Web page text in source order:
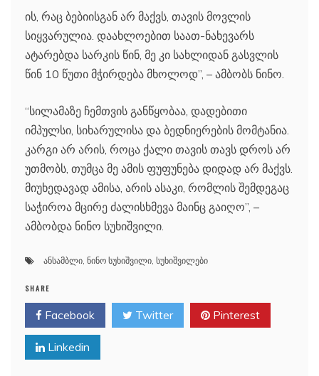
ის, რაც ბებიისგან არ მაქვს, თავის მოვლის
სიყვარულია. დაახლოებით საათ-ნახევარს
ატარებდა სარკის წინ, მე კი სახლიდან გასვლის
წინ 10 წუთი მჭირდება მხოლოდ”, – ამბობს ნინო.
“სილამაზე ჩემთვის განწყობაა, დადებითი
იმპულსი, სიხარულისა და ბედნიერების მომტანია.
კარგი არ არის, როცა ქალი თავის თავს დროს არ
უთმობს, თუმცა მე ამის ფუფუნება დიდად არ მაქვს.
მიუხედავად ამისა, არის ასაკი, რომლის შემდეგაც
საჭიროა მცირე ძალისხმევა მაინც გაიღო”, –
ამბობდა ნინო სუხიშვილი.
ანსამბლი, ნინო სუხიშვილი, სუხიშვილები
SHARE
Facebook Twitter Pinterest
Linkedin